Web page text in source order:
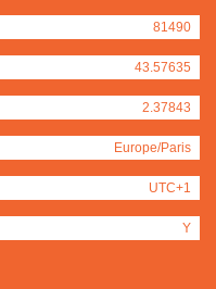
81490
43.57635
2.37843
Europe/Paris
UTC+1
Y